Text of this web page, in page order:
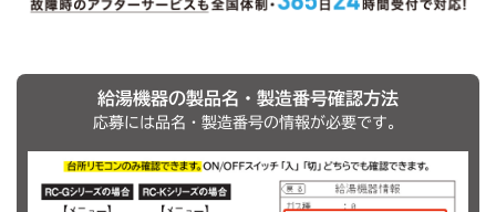
給湯機器の製品名・製造番号確認方法
応募には品名・製造番号の情報が必要です。